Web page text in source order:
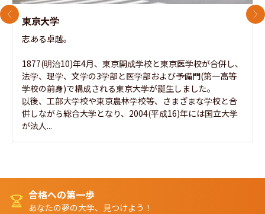
東京大学
志ある卓越。
1877(明治10)年4月、東京開成学校と東京医学校が合併し、
法学、理学、文学の3学部と医学部および予備門(第一高等
学校の前身)で構成される東京大学が誕生しました。
以後、工部大学校や東京農林学校等、さまざまな学校と合
併しながら総合大学となり、2004(平成16)年には国立大学
が法人...
前のスライド 次
合格への第一歩
あなたの夢の大学、見つけよう！